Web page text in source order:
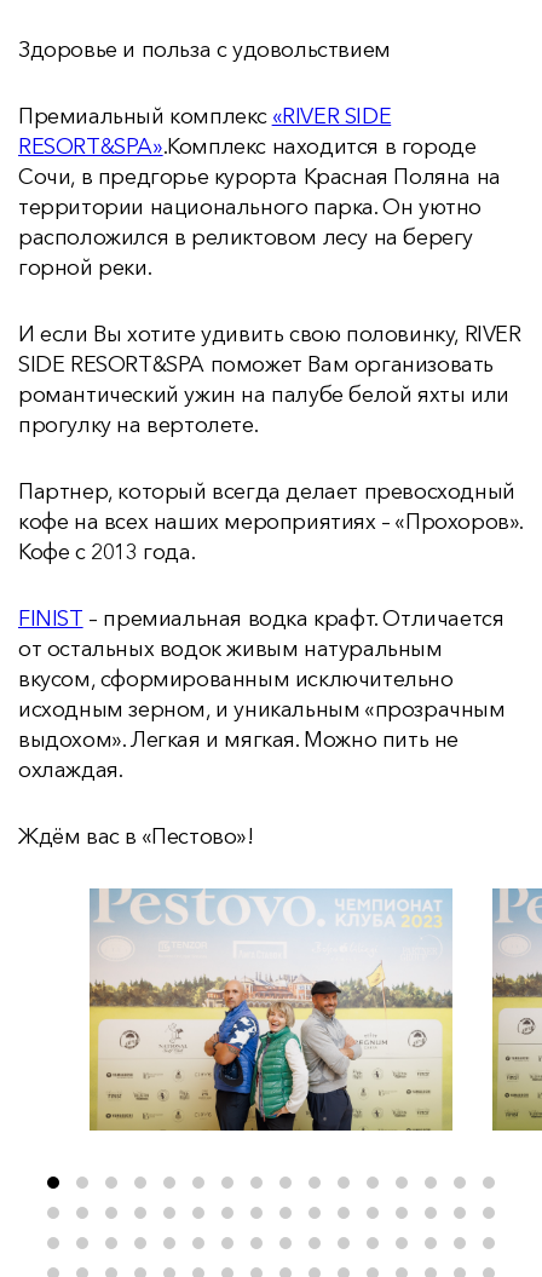
Здоровье и польза с удовольствием
Премиальный комплекс «RIVER SIDE
RESORT&SPA».Комплекс находится в городе
Сочи, в предгорье курорта Красная Поляна на
территории национального парка. Он уютно
расположился в реликтовом лесу на берегу
горной реки.
И если Вы хотите удивить свою половинку, RIVER
SIDE RESORT&SPA поможет Вам организовать
романтический ужин на палубе белой яхты или
прогулку на вертолете.
Партнер, который всегда делает превосходный
кофе на всех наших мероприятиях – «Прохоров».
Кофе с 2013 года.
FINIST – премиальная водка крафт. Отличается
от остальных водок живым натуральным
вкусом, сформированным исключительно
исходным зерном, и уникальным «прозрачным
выдохом». Легкая и мягкая. Можно пить не
охлаждая.
Ждём вас в «Пестово»!